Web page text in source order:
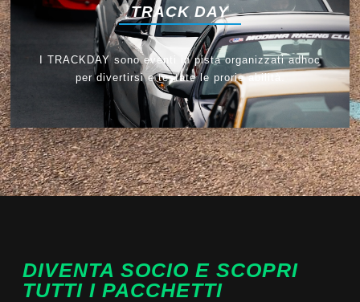
TRACK DAY
I TRACKDAY sono eventi in pista organizzati adhoc
per divertirsi e testate le prorie abilità.
DIVENTA SOCIO E SCOPRI
TUTTI I PACCHETTI